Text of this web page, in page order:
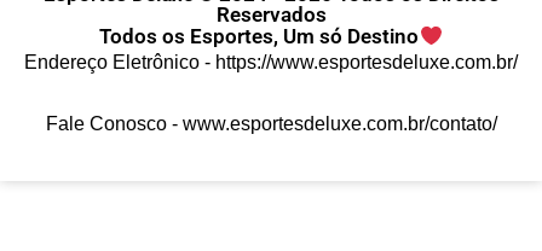
Reservados
Todos os Esportes, Um só Destino
Endereço Eletrônico - https://www.esportesdeluxe.com.br/
Fale Conosco - www.esportesdeluxe.com.br/contato/